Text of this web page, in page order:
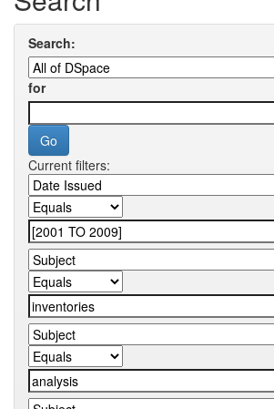
Search:
for
Current filters: